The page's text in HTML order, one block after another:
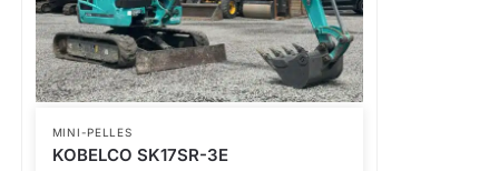
MINI-PELLES
KOBELCO SK17SR-3E